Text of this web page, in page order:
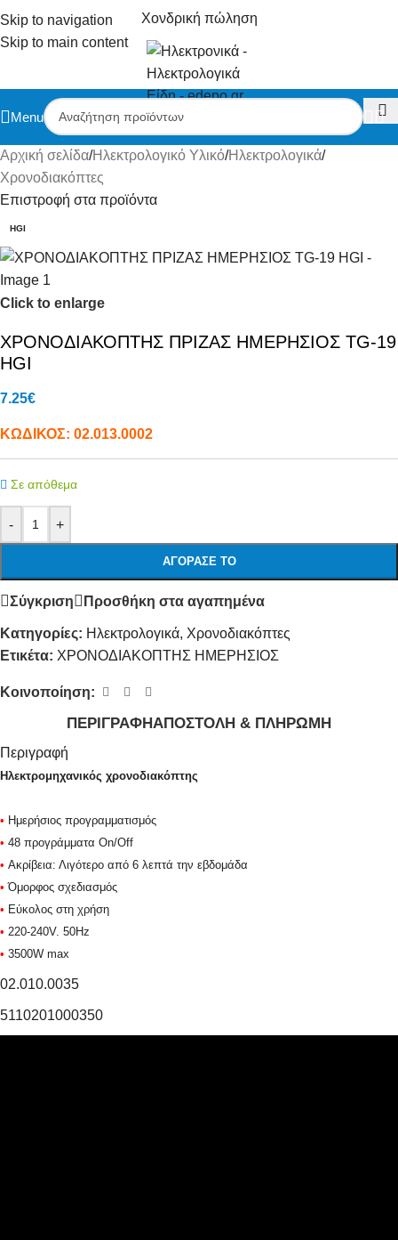
Skip to navigation
Skip to main content
Χονδρική πώληση
Menu
Αρχική σελίδα/Ηλεκτρολογικό Υλικό/Ηλεκτρολογικά/
Χρονοδιακόπτες
Επιστροφή στα προϊόντα
HGI
Click to enlarge
ΧΡΟΝΟΔΙΑΚΟΠΤΗΣ ΠΡΙΖΑΣ ΗΜΕΡΗΣΙΟΣ TG-19
HGI
7.25€
ΚΩΔΙΚΟΣ: 02.013.0002
Σε απόθεμα
- +
ΑΓΌΡΑΣΕ ΤΟ
Σύγκριση Προσθήκη στα αγαπημένα
Κατηγορίες: Ηλεκτρολογικά, Χρονοδιακόπτες
Ετικέτα: ΧΡΟΝΟΔΙΑΚΟΠΤΗΣ ΗΜΕΡΗΣΙΟΣ
Κοινοποίηση:
ΠΕΡΙΓΡΑΦΉΑΠΟΣΤΟΛΉ & ΠΛΗΡΩΜΉ
Περιγραφή
Ηλεκτρομηχανικός χρονοδιακόπτης
• Ημερήσιος προγραμματισμός
• 48 προγράμματα On/Off
• Ακρίβεια: Λιγότερο από 6 λεπτά την εβδομάδα
•Όμορφος σχεδιασμός
• Εύκολος στη χρήση
• 220-240V. 50Hz
• 3500W max
02.010.0035
5110201000350